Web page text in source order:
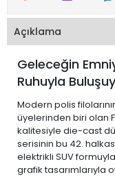
Açıklama
Geleceğin
Ruhuyla
Modern polis
üyelerinden biri olan
kalitesiyle die-cast
serisinin bu 42.
elektrikli SUV
grafik tasarımlarıyla